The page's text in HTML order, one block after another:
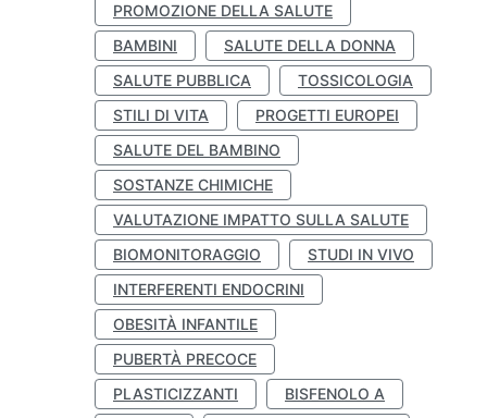
PROMOZIONE DELLA SALUTE
BAMBINI
SALUTE DELLA DONNA
SALUTE PUBBLICA
TOSSICOLOGIA
STILI DI VITA
PROGETTI EUROPEI
SALUTE DEL BAMBINO
SOSTANZE CHIMICHE
VALUTAZIONE IMPATTO SULLA SALUTE
BIOMONITORAGGIO
STUDI IN VIVO
INTERFERENTI ENDOCRINI
OBESITÀ INFANTILE
PUBERTÀ PRECOCE
PLASTICIZZANTI
BISFENOLO A